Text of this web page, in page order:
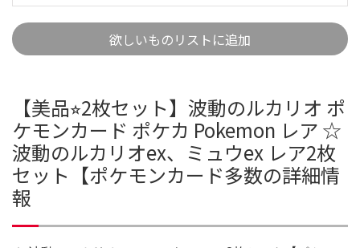
欲しいものリストに追加
【美品⭐︎2枚セット】波動のルカリオ ポ
ケモンカード ポケカ Pokemon レア ☆
波動のルカリオex、ミュウex レア2枚
セット【ポケモンカード多数の詳細情
報